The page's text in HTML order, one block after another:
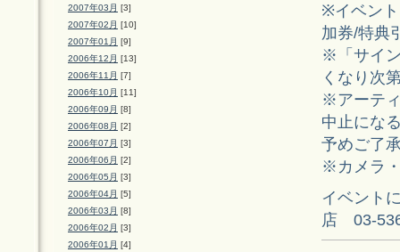
2007年03月 [3]
2007年02月 [10]
2007年01月 [9]
2006年12月 [13]
2006年11月 [7]
2006年10月 [11]
2006年09月 [8]
2006年08月 [2]
2006年07月 [3]
2006年06月 [2]
2006年05月 [3]
2006年04月 [5]
2006年03月 [8]
2006年02月 [3]
2006年01月 [4]
※イベン
加券/特典
※「サイ
くなり次
※アーテ
中止にな
予めご了
※カメラ
イベント
店 03-